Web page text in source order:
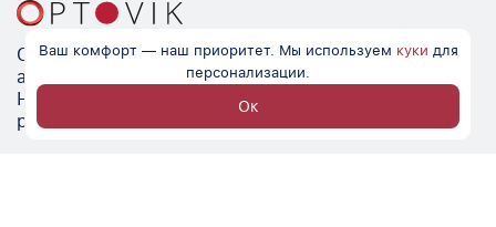
Optovik.com - электронная площадка для
автоматизации закупок и поиска поставщиков.
Низкие цены, надёжные контрагенты и удобство
работы.
Ваш комфорт — наш приоритет. Мы используем куки для
персонализации.
Ок